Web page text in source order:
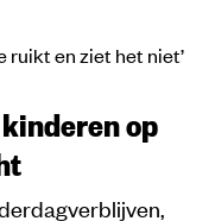
ruikt en ziet het niet’
op